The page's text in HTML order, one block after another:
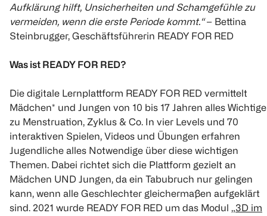
Aufklärung hilft, Unsicherheiten und Schamgefühle zu
vermeiden, wenn die erste Periode kommt.“– Bettina
Steinbrugger, Geschäftsführerin READY FOR RED
Was ist READY FOR RED?
Die digitale Lernplattform READY FOR RED vermittelt
Mädchen* und Jungen von 10 bis 17 Jahren alles Wichtige
zu Menstruation, Zyklus & Co. In vier Levels und 70
interaktiven Spielen, Videos und Übungen erfahren
Jugendliche alles Notwendige über diese wichtigen
Themen. Dabei richtet sich die Plattform gezielt an
Mädchen UND Jungen, da ein Tabubruch nur gelingen
kann, wenn alle Geschlechter gleichermaßen aufgeklärt
sind. 2021 wurde READY FOR RED um das Modul „3D im